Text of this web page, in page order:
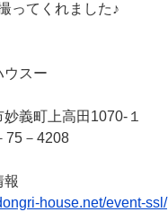
ってくれました♪
ウスー
義町上高田1070‐１
75－4208
house.net/event-ssl/